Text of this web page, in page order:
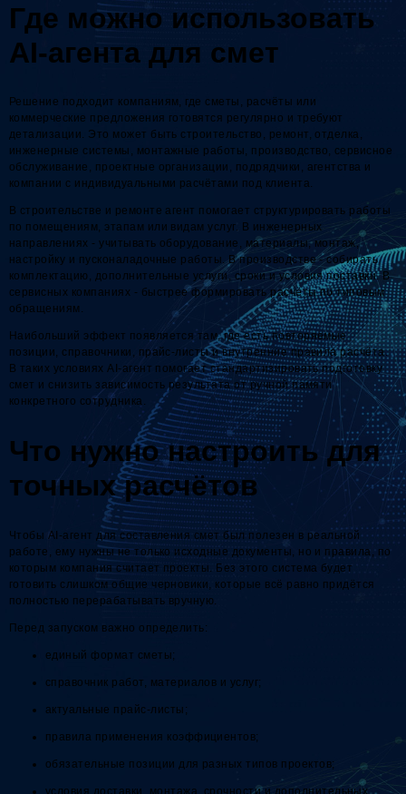
Где можно использовать
AI-агента для смет
Решение подходит компаниям, где сметы, расчёты или
коммерческие предложения готовятся регулярно и требуют
детализации. Это может быть строительство, ремонт, отделка,
инженерные системы, монтажные работы, производство, сервисное
обслуживание, проектные организации, подрядчики, агентства и
компании с индивидуальными расчётами под клиента.
В строительстве и ремонте агент помогает структурировать работы
по помещениям, этапам или видам услуг. В инженерных
направлениях - учитывать оборудование, материалы, монтаж,
настройку и пусконаладочные работы. В производстве - собирать
комплектацию, дополнительные услуги, сроки и условия поставки. В
сервисных компаниях - быстрее формировать расчёты по типовым
обращениям.
Наибольший эффект появляется там, где есть повторяемые
позиции, справочники, прайс-листы и внутренние правила расчёта.
В таких условиях AI-агент помогает стандартизировать подготовку
смет и снизить зависимость результата от ручной памяти
конкретного сотрудника.
Что нужно настроить для
точных расчётов
Чтобы AI-агент для составления смет был полезен в реальной
работе, ему нужны не только исходные документы, но и правила, по
которым компания считает проекты. Без этого система будет
готовить слишком общие черновики, которые всё равно придётся
полностью перерабатывать вручную.
Перед запуском важно определить:
единый формат сметы;
справочник работ, материалов и услуг;
актуальные прайс-листы;
правила применения коэффициентов;
обязательные позиции для разных типов проектов;